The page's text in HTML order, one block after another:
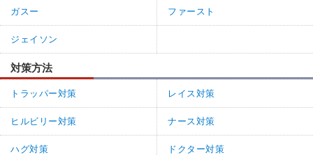
ガスー ファースト
ジェイソン
対策方法
トラッパー対策 レイス対策
ヒルビリー対策 ナース対策
ハグ対策 ドクター対策